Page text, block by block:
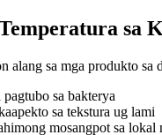
sa
alang sa mga produkto sa
sa bakterya
sa tekstura ug lami
mosangpot sa lokal